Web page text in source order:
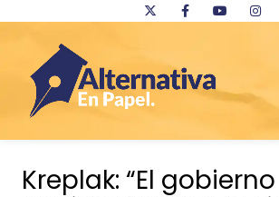
Kreplak: “El gobierno